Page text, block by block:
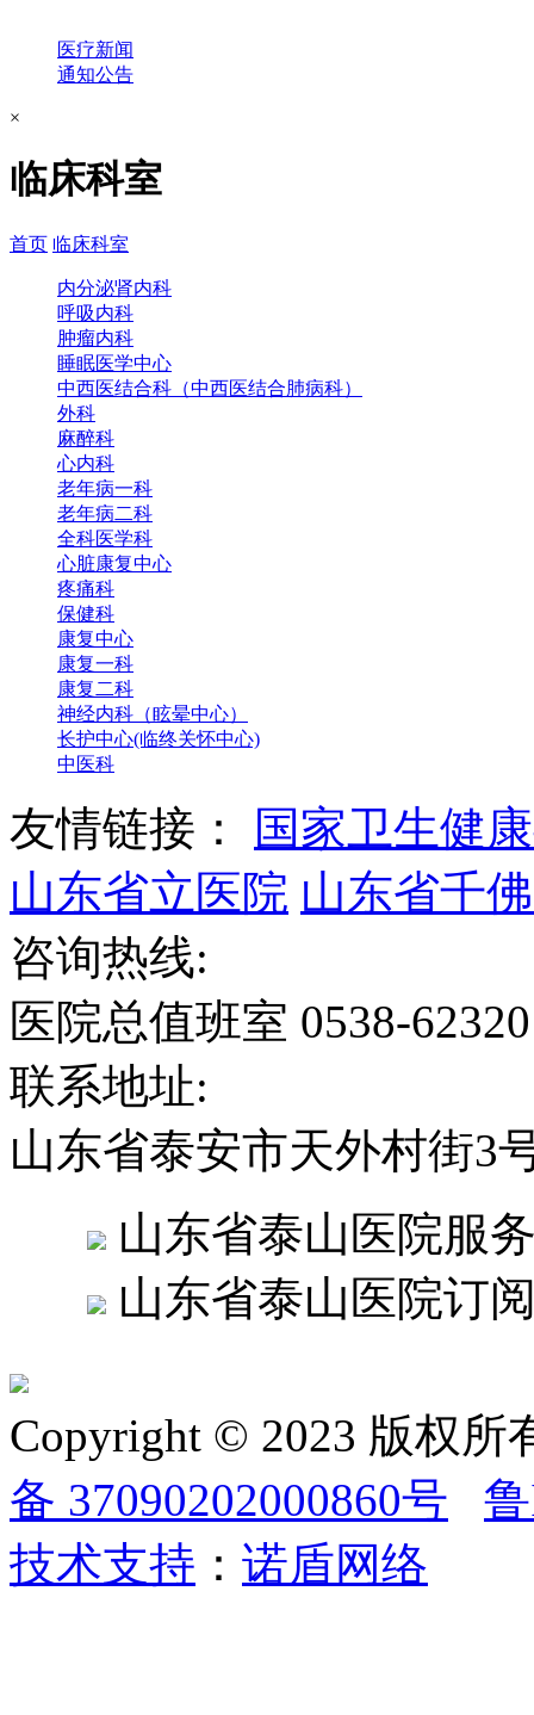
医疗新闻
通知公告
×
临床科室
首页 临床科室
内分泌肾内科
呼吸内科
肿瘤内科
睡眠医学中心
中西医结合科（中西医结合肺病科）
外科
麻醉科
心内科
老年病一科
老年病二科
全科医学科
心脏康复中心
疼痛科
保健科
康复中心
康复一科
康复二科
神经内科（眩晕中心）
长护中心(临终关怀中心)
中医科
友情链接：
国家卫生健
山东省立医院 山东省千
咨询热线:
医院总值班室 0538-
联系地址:
山东省泰安市天外村街3
山东省泰山医院服
山东省泰山医院订
Copyright © 2023 版权
备 37090202000860号
技术支持 ： 诺盾网络